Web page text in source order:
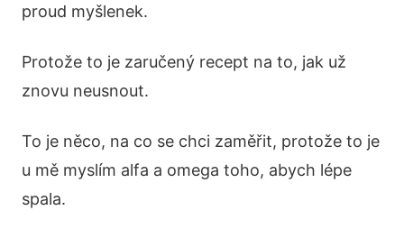
proud myšlenek.
Protože to je zaručený recept na to, jak už
znovu neusnout.
To je něco, na co se chci zaměřit, protože to je
u mě myslím alfa a omega toho, abych lépe
spala.